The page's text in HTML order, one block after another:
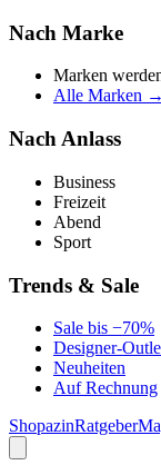
Nach Marke
Marken
Alle Marken →
Nach Anlass
Business
Freizeit
Abend
Sport
Trends & Sale
Sale bis −70%
Designer-
Neuheiten
Auf Rechnung
ShopazinRatgeber